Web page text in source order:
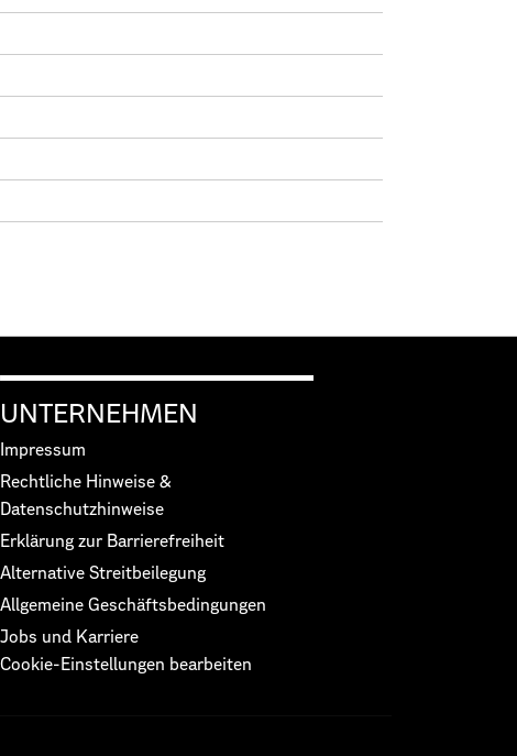
UNTERNEHMEN
Impressum
Rechtliche Hinweise &
Datenschutzhinweise
Erklärung zur Barrierefreiheit
Alternative Streitbeilegung
Allgemeine Geschäftsbedingungen
Jobs und Karriere
Cookie-Einstellungen bearbeiten